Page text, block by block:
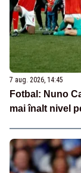
7 aug. 2026, 14:45
Fotbal: Nuno
mai înalt nivel